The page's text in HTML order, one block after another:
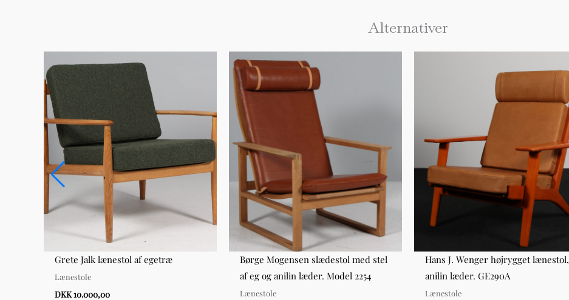
Alternativer
Grete Jalk lænestol af egetræ
Lænestole
DKK 10.000,00
Børge Mogensen slædestol med stel
af eg og anilin læder. Model 2254
Lænestole
Hans J. Wenger højrygget lænestol,
anilin læder. GE290A
Lænestole